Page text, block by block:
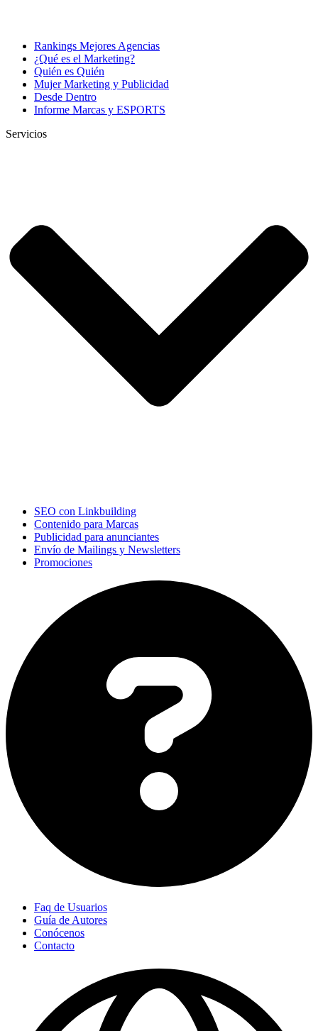
Rankings Mejores Agencias
¿Qué es el Marketing?
Quién es Quién
Mujer Marketing y Publicidad
Desde Dentro
Informe Marcas y ESPORTS
Servicios
SEO con Linkbuilding
Contenido para Marcas
Publicidad para anunciantes
Envío de Mailings y Newsletters
Promociones
Faq de Usuarios
Guía de Autores
Conócenos
Contacto